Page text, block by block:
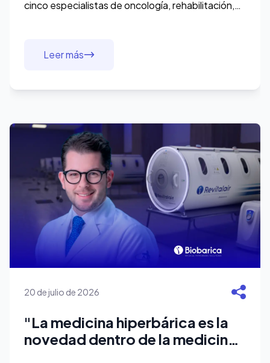
cinco especialistas de oncología, rehabilitación,
Leer más
20 de julio de 2026
"La medicina hiperbárica es la
novedad dentro de la medicina